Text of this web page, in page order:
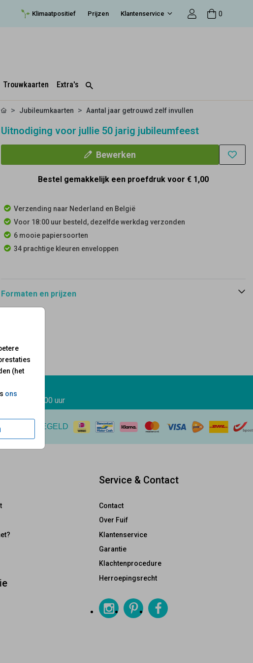
Klimaatpositief Prijzen Klantenservice 0
Trouwkaarten Extra's
(het
ons
Jubileumkaarten Aantal jaar getrouwd zelf invullen
Uitnodiging voor jullie 50 jarig jubileumfeest
Bewerken
Bestel gemakkelijk een proefdruk voor € 1,00
Verzending naar Nederland en België
Voor 18:00 uur besteld, dezelfde werkdag verzonden
6 mooie papiersoorten
34 prachtige kleuren enveloppen
Formaten en prijzen
10.00 - 17.00 uur
GEREGELD
Service & Contact
Contact
Over Fuif
Klantenservice
Garantie
Klachtenprocedure
Herroepingsrecht